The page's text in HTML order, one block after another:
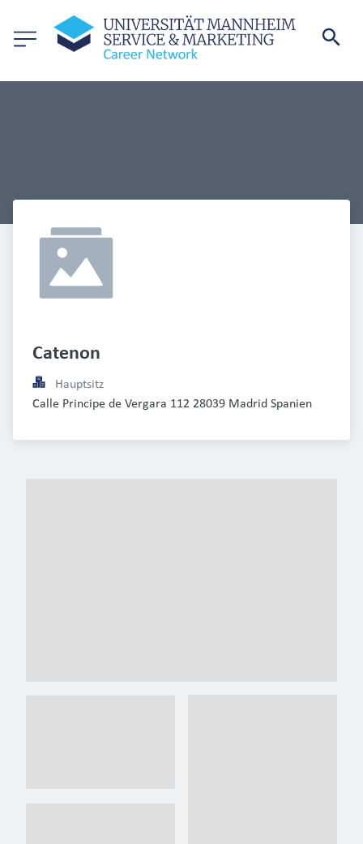
Catenon
Hauptsitz
Calle Principe de Vergara 112 28039 Madrid Spanien